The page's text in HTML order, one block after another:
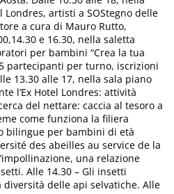
Londres, artisti a SOStegno delle
a cura di Mauro Rutto,
e 16.30, nella saletta
per bambini “Crea la tua
partecipanti per turno, iscrizioni
13.30 alle 17, nella sala piano
l’Ex Hotel Londres: attività
del nettare: caccia al tesoro a
come funziona la filiera
bilingue per bambini di età
des abeilles au service de la
una relazione
Alle 14.30 – Gli insetti
delle api selvatiche. Alle